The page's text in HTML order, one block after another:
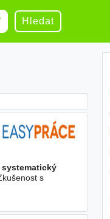
Hledat
systematický
s